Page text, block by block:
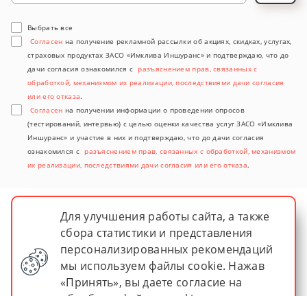
Выбрать все
Согласен на получение рекламной рассылки об акциях, скидках, услугах,
страховых продуктах ЗАСО «Имклива Иншуранс» и подтверждаю, что до
дачи согласия ознакомился с разъяснением прав, связанных с
обработкой, механизмом их реализации, последствиями дачи согласия
или его отказа.
Согласен на получении информации о проведении опросов
(тестирований, интервью) с целью оценки качества услуг ЗАСО «Имклива
Иншуранс» и участие в них и подтверждаю, что до дачи согласия
ознакомился с разъяснением прав, связанных с обработкой, механизмом
их реализации, последствиями дачи согласия или его отказа.
Для улучшения работы сайта, а также
сбора статистики и представления
персонализированных рекомендаций
мы используем файлы cookie. Нажав
«Принять», вы даете согласие на